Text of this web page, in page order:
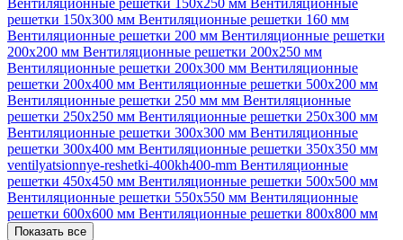
Вентиляционные решетки 150х250 мм Вентиляционные
решетки 150х300 мм Вентиляционные решетки 160 мм
Вентиляционные решетки 200 мм Вентиляционные решетки
200х200 мм Вентиляционные решетки 200х250 мм
Вентиляционные решетки 200х300 мм Вентиляционные
решетки 200х400 мм Вентиляционные решетки 500х200 мм
Вентиляционные решетки 250 мм мм Вентиляционные
решетки 250х250 мм Вентиляционные решетки 250х300 мм
Вентиляционные решетки 300х300 мм Вентиляционные
решетки 300х400 мм Вентиляционные решетки 350х350 мм
ventilyatsionnye-reshetki-400kh400-mm Вентиляционные
решетки 450х450 мм Вентиляционные решетки 500х500 мм
Вентиляционные решетки 550х550 мм Вентиляционные
решетки 600х600 мм Вентиляционные решетки 800х800 мм
Показать все